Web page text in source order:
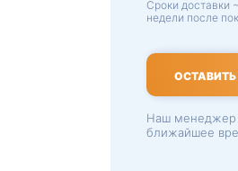
Сроки доставки
недели после
ОСТАВИТЬ
Наш менеджер
ближайшее